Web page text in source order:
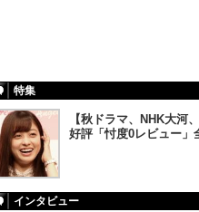
特集
【秋ドラマ、NHK大河
好評「忖度0レビュー」
インタビュー